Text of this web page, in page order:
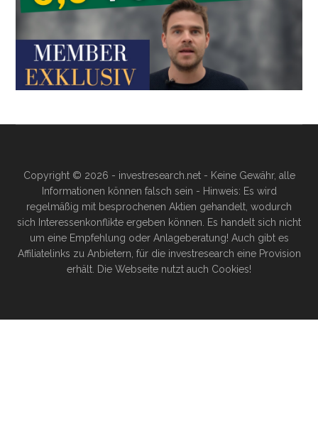
Copyright © 2026 - investresearch.net - Keine Gewähr, alle
Informationen können falsch sein - Hinweis: Es wird
regelmäßig mit besprochenen Aktien gehandelt, wodurch
sich Interessenkonflikte ergeben können. Es handelt sich nicht
um eine Empfehlung oder Anlageberatung! Auch gibt es
Affiliatelinks zu Anbietern, für die investresearch eine Provision
erhält. Die Webseite nutzt auch Cookies!